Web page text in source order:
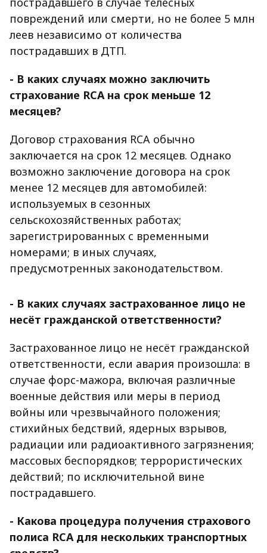
повреждений или смерти, но не более 5 млн
леев независимо от количества
пострадавших в ДТП.
- В каких случаях можно заключить
страхование RCA на срок меньше 12
месяцев?
Договор страхования RCA обычно
заключается на срок 12 месяцев. Однако
возможно заключение договора на срок
менее 12 месяцев для автомобилей:
используемых в сезонных
сельскохозяйственных работах;
зарегистрированных с временными
номерами; в иных случаях,
предусмотренных законодательством.
- В каких случаях застрахованное лицо не
несёт гражданской ответственности?
Застрахованное лицо не несёт гражданской
ответственности, если авария произошла: в
случае форс-мажора, включая различные
военные действия или меры в период
войны или чрезвычайного положения;
стихийных бедствий, ядерных взрывов,
радиации или радиоактивного загрязнения;
массовых беспорядков; террористических
действий; по исключительной вине
пострадавшего.
- Какова процедура получения страхового
полиса RCA для нескольких транспортных